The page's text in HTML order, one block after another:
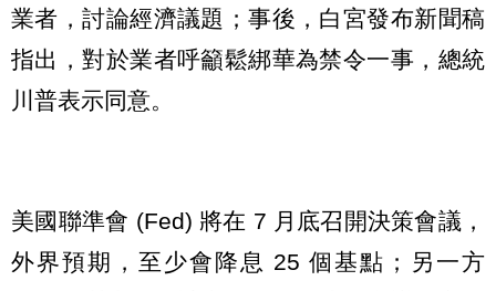
業者，討論經濟議題；事後，白宮發布新聞稿
指出，對於業者呼籲鬆綁華為禁令一事，總統
川普表示同意。
美國聯準會 (Fed) 將在 7 月底召開決策會議，
外界預期，至少會降息 25 個基點；另一方